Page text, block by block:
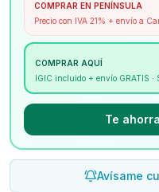
COMPRAR EN PENÍNSULA
Precio con IVA 21% + envío a
COMPRAR AQUÍ
IGIC incluido + envío GRATIS ·
Te
Avísame